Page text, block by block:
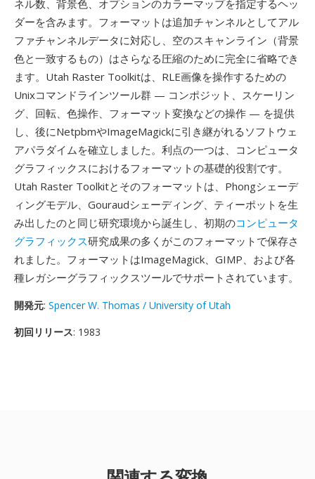
ネル数、背景色、オプションのカラーマップを指定するヘッ
ダーを含みます。フォーマットは追加チャンネルとしてアル
ファチャンネルデータに対応し、空のスキャンライン（背景
色と一致するもの）はさらなる圧縮のために完全に省略でき
ます。Utah Raster Toolkitは、RLE画像を操作するための
Unixコマンドラインツール群 — コンポジット、スケーリン
グ、回転、色操作、フォーマット変換などの操作 — を提供
し、後にNetpbmやImageMagickに引き継がれるソフトウェ
アパラダイムを確立しました。利点の一つは、コンピュータ
グラフィックスにおけるフォーマットの基礎的役割です。
Utah Raster Toolkitとそのフォーマットは、Phongシェーデ
ィングモデル、Gouraudシェーディング、ティーポットを生
み出したのと同じ研究環境から誕生し、初期のコンピュータ
グラフィックス研究成果の多くがこのフォーマットで保存さ
れました。フォーマットはImageMagick、GIMP、および各
種レガシーグラフィックスツールでサポートされています。
開発元: Spencer W. Thomas / University of Utah
初回リリース: 1983